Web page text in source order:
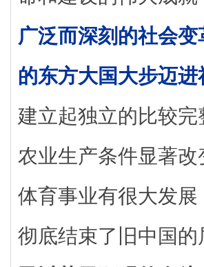
广泛而深刻的社会
的东方大国大步迈
建立起独立的比较
农业生产条件显著
体育事业有很大发
彻底结束了旧中国的